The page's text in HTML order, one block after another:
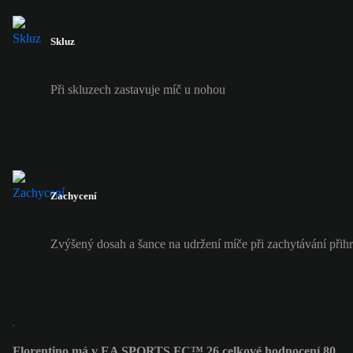
Skluz
Při skluzech zastavuje míč u nohou
Zachycení
Zvýšený dosah a šance na udržení míče při zachytávání